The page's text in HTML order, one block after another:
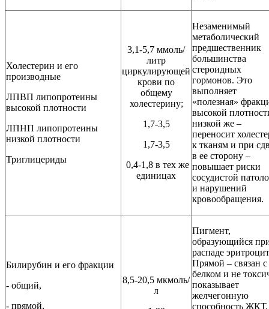
Холестерин и его
производные
ЛПВП липопротеины
высокой плотности
ЛПНП липопротеины
низкой плотности
Триглицериды
3,1-5,7 ммоль/
литр
циркулирующей
крови по
общему
холестерину;
1,7-3,5
1,7-3,5
0,4-1,8 в тех же
единицах
Незаменимый
метаболический
предшественник
большинства
стероидных
гормонов. Это
выполняет
«полезная»
высокой
низкой же –
переносит
к тканям и при
в ее сторону –
повышает риски
сосудистой
и нарушений
кровообращения.
Билирубин и его фракции
- общий,
- прямой,
8,5-20,5 мкмоль/
л
Пигмент,
образующийся
распаде
Прямой – связан с
белком и не
показывает
желчегонную
способность ЖКТ,